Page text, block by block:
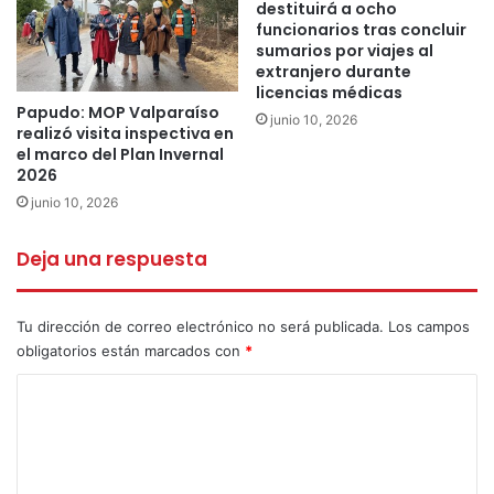
incentivo a la vida
sana y una nueva herramienta para que nuestros
funcionarios realicen sus
labores diarias.”
Por su parte, la presidenta de la AFUTRAM La Ligua, Judy
Valenzuela Gallardo,
asociación y el reflejo de
que estamos preocupados del bienestar de nuestros
todo resulte de mejor forma para los trabajadores.”
Papudo: MOP Valparaíso
realizó visita inspectiva en
el marco del Plan Invernal
2026
junio 10, 2026
destituirá a ocho
funcionarios tras concluir
sumarios por viajes al
extranjero durante
licencias médicas
junio 10, 2026
Deja una respuesta
Tu dirección de correo electrónico no será publicada. Los campos
obligatorios están marcados con *